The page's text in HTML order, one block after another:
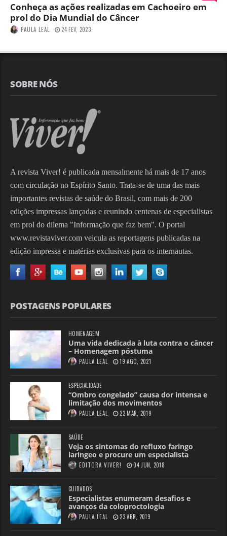
Conheça as ações realizadas em Cachoeiro em
prol do Dia Mundial do Câncer
PAULA LEAL 24 FEV, 2023
SOBRE NÓS
A revista Viver! é publicada mensalmente há mais de 17 anos
com circulação no Espírito Santo. Trata-se de uma das mais
importantes revistas de saúde do Brasil, com mais de 200
edições impressas lançadas e reunindo centenas de especialistas
em prol do dilema "Informação que faz bem". O portal
www.revistaviver.com veicula as reportagens publicadas na
edição impressa e matérias exclusivas para os internautas.
POSTAGENS POPULARES
HOMENAGEM
Uma vida dedicada à luta contra o câncer
– Homenagem póstuma
PAULA LEAL 19 AGO, 2021
ESPECIALIDADE
“Ombro congelado” causa dor intensa e
limitação dos movimentos
PAULA LEAL 22 MAR, 2019
SAÚDE
Veja os sintomas do refluxo faringo
laríngeo e procure um especialista
EDITORA VIVER! 04 JUN, 2018
CUIDADOS
Especialistas enumeram desafios e
avanços da coloproctologia
PAULA LEAL 23 ABR, 2019